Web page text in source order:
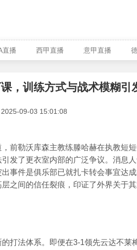
直播 西甲直播 意甲直播
，训练方式与战术模糊引
09-03 15:01:08
勒沃库森主教练滕哈赫在执教短
发了更衣室内部的广泛争议。消息
事件是俱乐部已就扎卡转会事宜达成
之间的信任裂痕，印证了外界关于
法体系。即便在3-1领先云达不莱